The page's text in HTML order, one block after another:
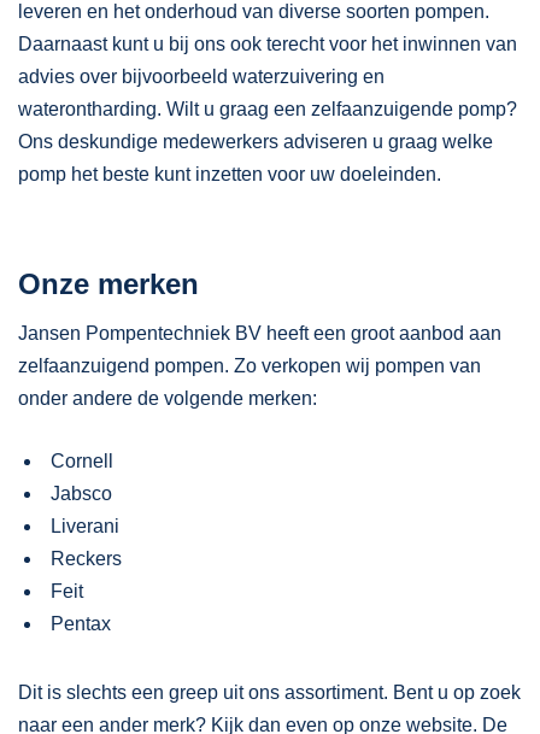
leveren en het onderhoud van diverse soorten pompen.
Daarnaast kunt u bij ons ook terecht voor het inwinnen van
advies over bijvoorbeeld waterzuivering en
waterontharding. Wilt u graag een zelfaanzuigende pomp?
Ons deskundige medewerkers adviseren u graag welke
pomp het beste kunt inzetten voor uw doeleinden.
Onze merken
Jansen Pompentechniek BV heeft een groot aanbod aan
zelfaanzuigend pompen. Zo verkopen wij pompen van
onder andere de volgende merken:
Cornell
Jabsco
Liverani
Reckers
Feit
Pentax
Dit is slechts een greep uit ons assortiment. Bent u op zoek
naar een ander merk? Kijk dan even op onze website. De